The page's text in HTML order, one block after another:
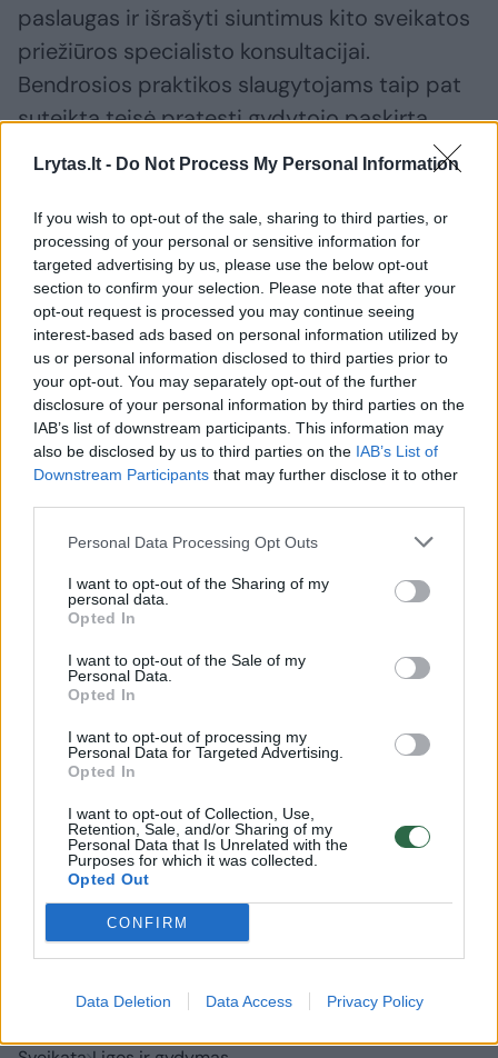
Lrytas.lt - Do Not Process My Personal Information
If you wish to opt-out of the sale, sharing to third parties, or
processing of your personal or sensitive information for
targeted advertising by us, please use the below opt-out
section to confirm your selection. Please note that after your
opt-out request is processed you may continue seeing
interest-based ads based on personal information utilized by
us or personal information disclosed to third parties prior to
your opt-out. You may separately opt-out of the further
disclosure of your personal information by third parties on the
IAB’s list of downstream participants. This information may
also be disclosed by us to third parties on the IAB’s List of
Downstream Participants that may further disclose it to other
Personal Data Processing Opt Outs
I want to opt-out of the Sharing of my
personal data.
Opted In
I want to opt-out of the Sale of my
Personal Data.
Opted In
I want to opt-out of processing my
Personal Data for Targeted Advertising.
Opted In
I want to opt-out of Collection, Use,
Retention, Sale, and/or Sharing of my
Personal Data that Is Unrelated with the
Purposes for which it was collected.
Opted Out
CONFIRM
Data Deletion Data Access Privacy Policy
paslaugas ir išrašyti siuntimus kito sveikatos
priežiūros specialisto konsultacijai.
Bendrosios praktikos slaugytojams taip pat
suteikta teisė pratęsti gydytojo paskirtą
tęstinį lėtinės ligos gydymą, kai paciento
Sveikatos apsaugos ministerija (SAM)
Pacientų pavežėjimas
Valstybinė ligonių kasa (VLK)
Rodyti daugiau žymių
Komentuoti po šiuo straipsniu
Komentuoti gali tik Lrytas registruoti vartotojai.
Prisijungti komentatoriams